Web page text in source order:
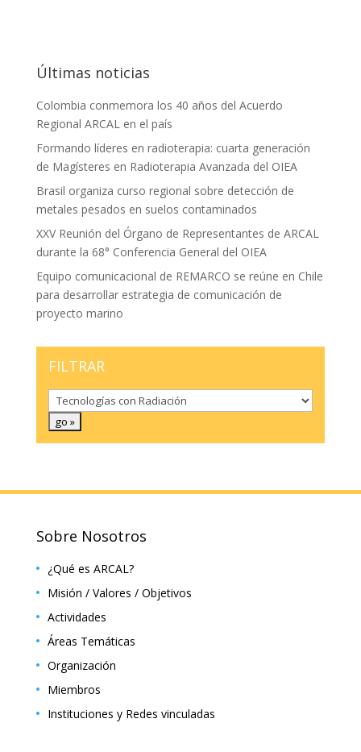
Últimas noticias
Colombia conmemora los 40 años del Acuerdo
Regional ARCAL en el país
Formando líderes en radioterapia: cuarta generación
de Magísteres en Radioterapia Avanzada del OIEA
Brasil organiza curso regional sobre detección de
metales pesados en suelos contaminados
XXV Reunión del Órgano de Representantes de ARCAL
durante la 68° Conferencia General del OIEA
Equipo comunicacional de REMARCO se reúne en Chile
para desarrollar estrategia de comunicación de
proyecto marino
FILTRAR
Sobre Nosotros
¿Qué es ARCAL?
Misión / Valores / Objetivos
Actividades
Áreas Temáticas
Organización
Miembros
Instituciones y Redes vinculadas